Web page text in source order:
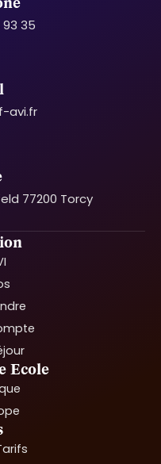
k
35
avi.fr
77200 Torcy
Ecole